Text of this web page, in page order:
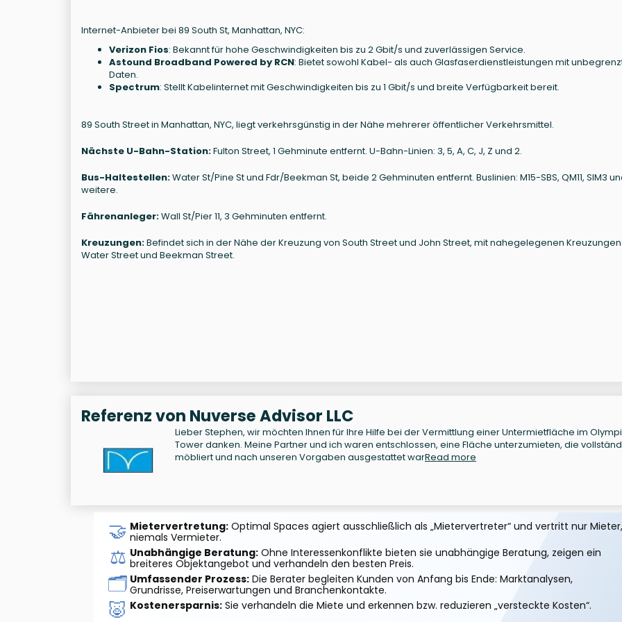
Internet-Anbieter bei 89 South St, Manhattan, NYC:
Verizon Fios: Bekannt für hohe Geschwindigkeiten bis zu 2 Gbit/s und zuverlässigen Service.
Astound Broadband Powered by RCN: Bietet sowohl Kabel- als auch Glasfaserdienstleistungen mit
Daten.
Spectrum: Stellt Kabelinternet mit Geschwindigkeiten bis zu 1 Gbit/s und breite Verfügbarkeit bereit.
89 South Street in Manhattan, NYC, liegt verkehrsgünstig in der Nähe mehrerer öffentlicher Verkehrsmittel.
Nächste U-Bahn-Station:Fulton Street, 1 Gehminute entfernt. U-Bahn-Linien: 3, 5, A, C, J, Z und 2.
Bus-Haltestellen:Water St/Pine St und Fdr/Beekman St, beide 2 Gehminuten entfernt. Buslinien: M15-SBS, QM11, SIM3
weitere.
Fährenanleger:Wall St/Pier 11, 3 Gehminuten entfernt.
Kreuzungen:Befindet sich in der Nähe der Kreuzung von South Street und John Street, mit nahegelegenen
Water Street und Beekman Street.
Referenz von Nuverse Advisor LLC
Lieber Stephen, wir möchten Ihnen für Ihre Hilfe bei der Vermittlung einer Untermietfläche im
Tower danken. Meine Partner und ich waren entschlossen, eine Fläche unterzumieten, die
möbliert und nach unseren Vorgaben ausgestattet warRead more
🤝 Mietervertretung:Optimal Spaces agiert ausschließlich als „Mietervertreter“ und vertritt nur Mieter,
niemals Vermieter.
⚖️ Unabhängige Beratung:Ohne Interessenkonflikte bieten sie unabhängige Beratung, zeigen ein
breiteres Objektangebot und verhandeln den besten Preis.
🗂️ Umfassender Prozess:Die Berater begleiten Kunden von Anfang bis Ende: Marktanalysen,
Grundrisse, Preiserwartungen und Branchenkontakte.
🐷 Kostenersparnis:Sie verhandeln die Miete und erkennen bzw. reduzieren „versteckte Kosten“.